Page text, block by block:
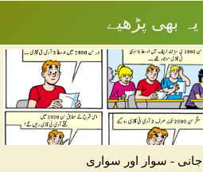
یہ بھی پڑھیے
جانی - سوار اور سواری